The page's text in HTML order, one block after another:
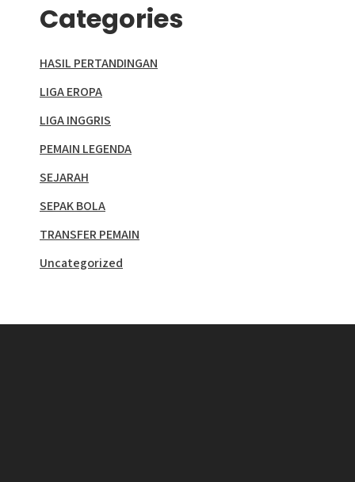
Categories
HASIL PERTANDINGAN
LIGA EROPA
LIGA INGGRIS
PEMAIN LEGENDA
SEJARAH
SEPAK BOLA
TRANSFER PEMAIN
Uncategorized